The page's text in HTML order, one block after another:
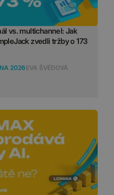
vs. multichannel: Jak
zvedli tržby o 173
2026 EVA ŠVÉDOVÁ